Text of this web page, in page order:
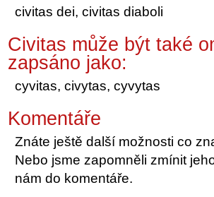
civitas dei, civitas diaboli
Civitas může být také
zapsáno jako:
cyvitas, civytas, cyvytas
Komentáře
Znáte ještě další možnosti co
Nebo jsme zapomněli zmínit
nám do komentáře.